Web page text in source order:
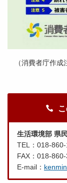
（消費者庁作成
生活環境部 県
TEL：018-
FAX：018-
E-mail：